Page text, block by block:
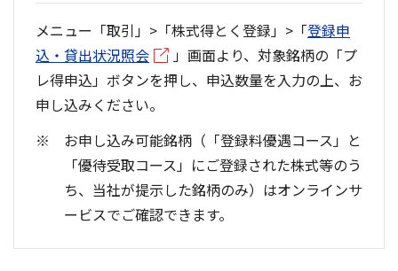
メニュー「取引」>「株式得とく登録」>「登録申
込・貸出状況照会
」画面より、対象銘柄の「プ
レ得申込」ボタンを押し、申込数量を入力の上、お
申し込みください。
お申し込み可能銘柄（「登録料優遇コース」と
「優待受取コース」にご登録された株式等のう
ち、当社が提示した銘柄のみ）はオンラインサ
ービスでご確認できます。